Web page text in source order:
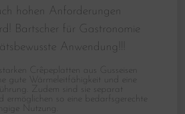
hohen Anforderungen
Bartscher für Gastronomie
Anwendung!!!
Crêpeplatten aus Gusseisen
gute Wärmeleitfähigkeit und eine
Zudem sind sie separat
ermöglichen so eine bedarfsgerechte
Nutzung.